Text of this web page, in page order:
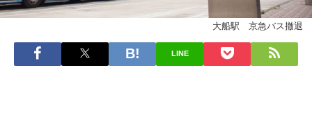
大船駅 京急バス撤退
LINE